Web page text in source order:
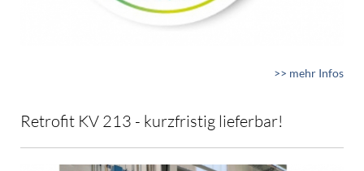
>> mehr Infos
Retrofit KV 213 - kurzfristig lieferbar!